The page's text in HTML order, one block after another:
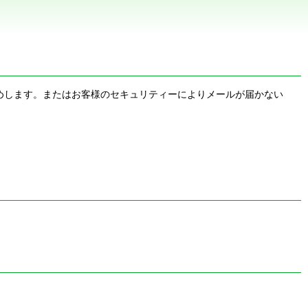
ます。またはお客様のセキュリティーによりメールが届かない